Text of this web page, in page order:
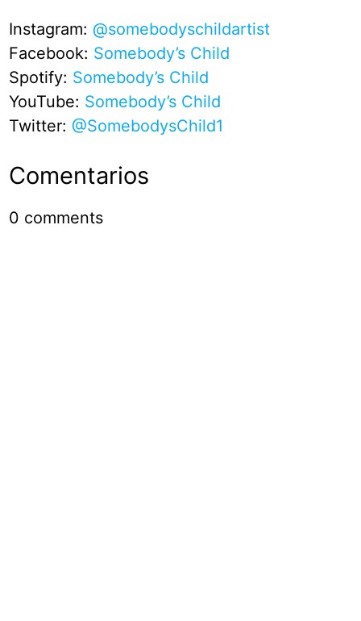
Instagram: @somebodyschildartist
Facebook: Somebody’s Child
Spotify: Somebody’s Child
YouTube: Somebody’s Child
Twitter: @SomebodysChild1
Comentarios
0 comments